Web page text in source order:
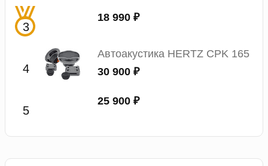
18 990 ₽
Автоакустика HERTZ CPK 165
30 900 ₽
25 900 ₽